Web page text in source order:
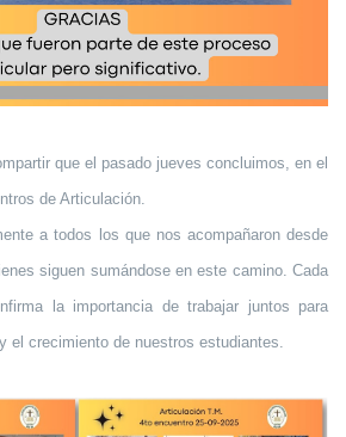
que el pasado jueves concluimos, en el
de Articulación.
a todos los que nos acompañaron desde
siguen sumándose en este camino. Cada
la importancia de trabajar juntos para
el crecimiento de nuestros estudiantes.